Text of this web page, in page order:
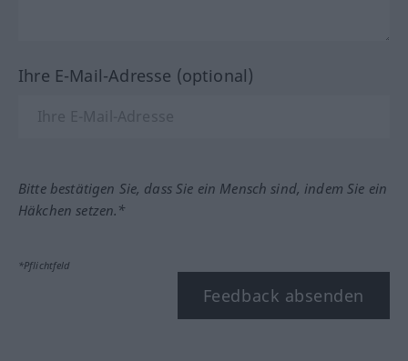
Ihre E-Mail-Adresse (optional)
Bitte bestätigen Sie, dass Sie ein Mensch sind, indem Sie ein
Häkchen setzen.*
*Pflichtfeld
Feedback absenden